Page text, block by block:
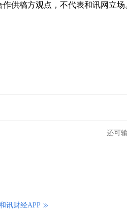
供稿方观点，不代表和讯网立
还可
讯财经APP